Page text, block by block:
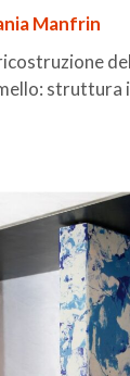
Manfrin
struttura